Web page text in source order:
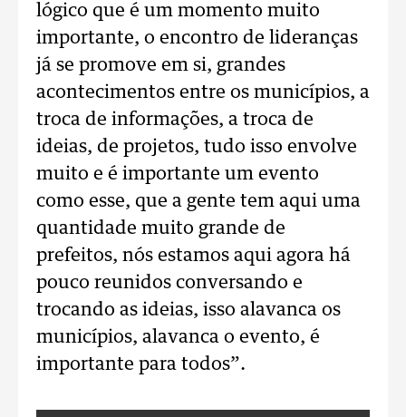
lógico que é um momento muito
importante, o encontro de lideranças
já se promove em si, grandes
acontecimentos entre os municípios, a
troca de informações, a troca de
ideias, de projetos, tudo isso envolve
muito e é importante um evento
como esse, que a gente tem aqui uma
quantidade muito grande de
prefeitos, nós estamos aqui agora há
pouco reunidos conversando e
trocando as ideias, isso alavanca os
municípios, alavanca o evento, é
importante para todos”.